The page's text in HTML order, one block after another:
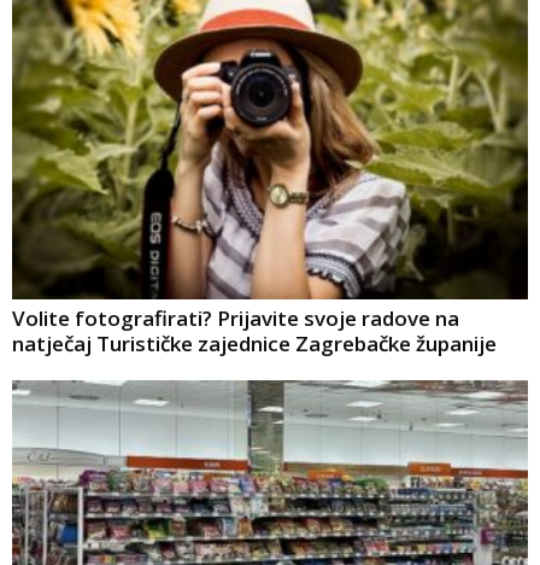
Volite fotografirati? Prijavite svoje radove na
natječaj Turističke zajednice Zagrebačke županije